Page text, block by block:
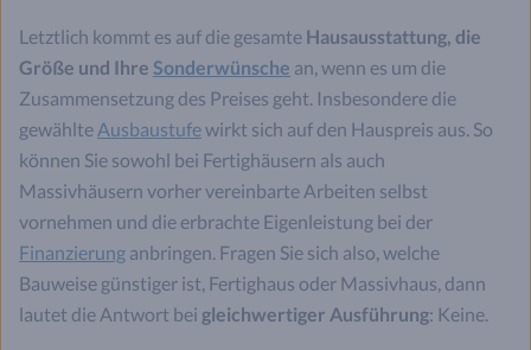
Letztlich kommt es auf die gesamte Hausausstattung, die
Größe und Ihre Sonderwünsche an, wenn es um die
Zusammensetzung des Preises geht. Insbesondere die
gewählte Ausbaustufewirkt sich auf den Hauspreis aus. So
können Sie sowohl bei Fertighäusern als auch
Massivhäusern vorher vereinbarte Arbeiten selbst
vornehmen und die erbrachte Eigenleistung bei der
Finanzierung anbringen. Fragen Sie sich also, welche
Bauweise günstiger ist, Fertighaus oder Massivhaus, dann
lautet die Antwort bei gleichwertiger Ausführung: Keine.